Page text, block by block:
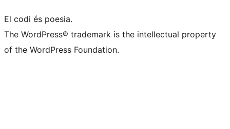
El codi és poesia.
The WordPress® trademark is the intellectual property
of the WordPress Foundation.